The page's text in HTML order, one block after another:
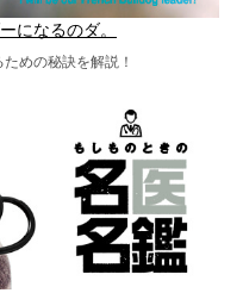
になるのダ。
めの秘訣を解説！